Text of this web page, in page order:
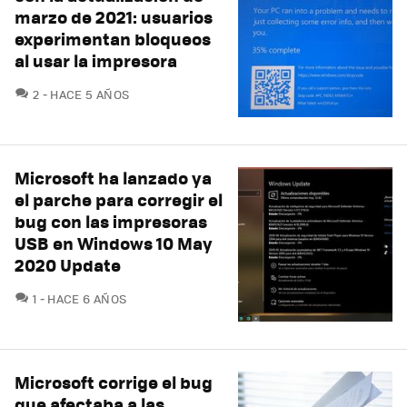
marzo de 2021: usuarios
experimentan bloqueos
al usar la impresora
2 COMENTARIOS
HACE 5 AÑOS
Microsoft ha lanzado ya
el parche para corregir el
bug con las impresoras
USB en Windows 10 May
2020 Update
1 COMENTARIOS
HACE 6 AÑOS
Microsoft corrige el bug